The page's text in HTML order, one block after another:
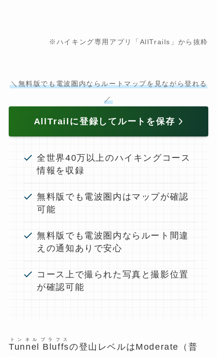
※ハイキング専用アプリ「AllTrails」から抜粋
＼無料版でも電波圏内ならルートマップを見ながら登れる
／
AllTrailに登録してルートを保存
全世界40万以上のハイキングコース
情報を収録
無料版でも電波圏内はマップが確認
可能
無料版でも電波圏内ならルート間違
えの通知ありで安心
コース上で撮られた写真と撮影位置
が確認可能
Tunnel
トンネル
Bluffs
ブラフス
の登山レベルはModerate（普